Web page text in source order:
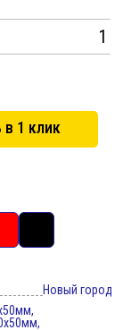
в 1 клик
Новый город